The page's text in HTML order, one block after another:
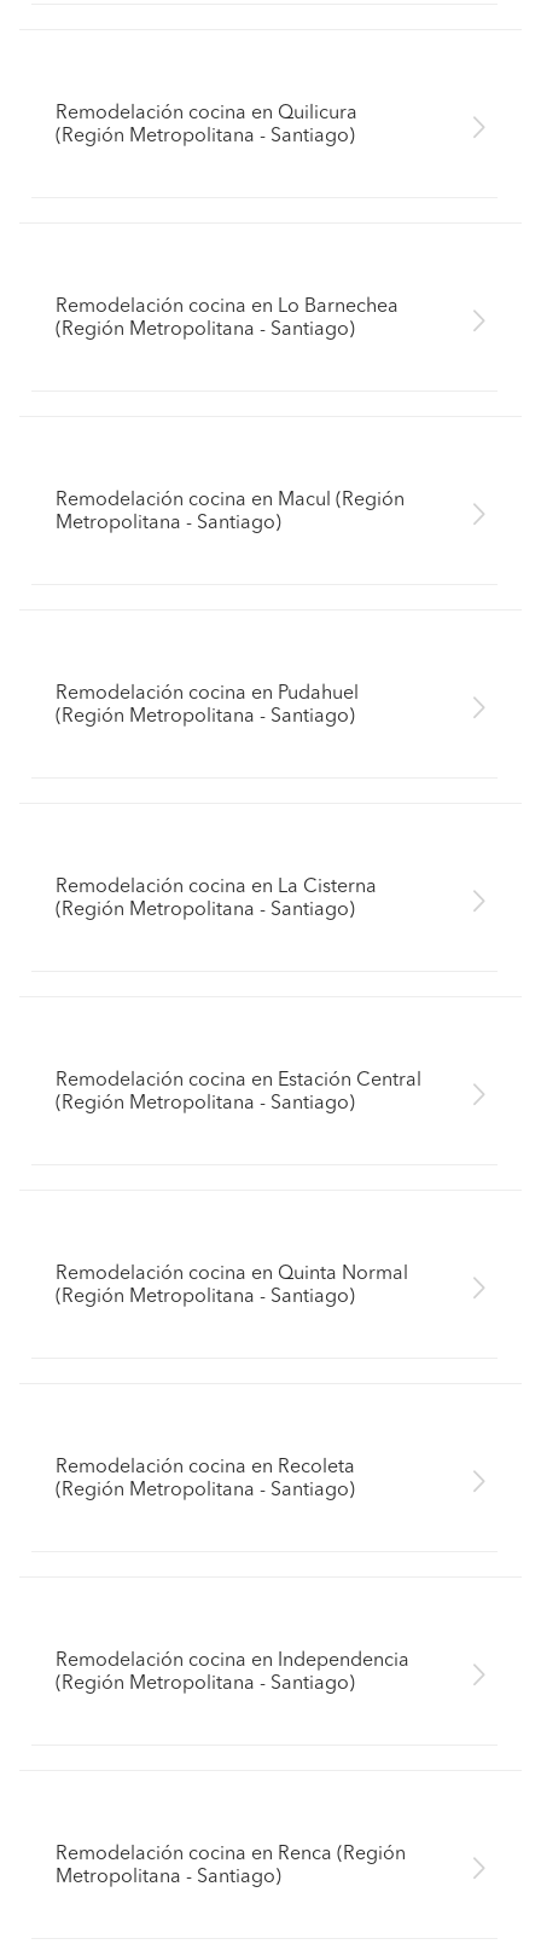
Remodelación cocina en Quilicura
(Región Metropolitana - Santiago)
Remodelación cocina en Lo Barnechea
(Región Metropolitana - Santiago)
Remodelación cocina en Macul (Región
Metropolitana - Santiago)
Remodelación cocina en Pudahuel
(Región Metropolitana - Santiago)
Remodelación cocina en La Cisterna
(Región Metropolitana - Santiago)
Remodelación cocina en Estación Central
(Región Metropolitana - Santiago)
Remodelación cocina en Quinta Normal
(Región Metropolitana - Santiago)
Remodelación cocina en Recoleta
(Región Metropolitana - Santiago)
Remodelación cocina en Independencia
(Región Metropolitana - Santiago)
Remodelación cocina en Renca (Región
Metropolitana - Santiago)